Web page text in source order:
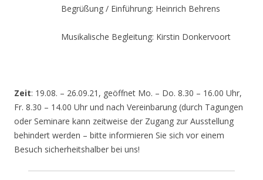
Begrüßung / Einführung: Heinrich Behrens
Musikalische Begleitung: Kirstin Donkervoort
Zeit: 19.08. – 26.09.21, geöffnet Mo. – Do. 8.30 – 16.00 Uhr,
Fr. 8.30 – 14.00 Uhr und nach Vereinbarung (durch Tagungen
oder Seminare kann zeitweise der Zugang zur Ausstellung
behindert werden – bitte informieren Sie sich vor einem
Besuch sicherheitshalber bei uns!